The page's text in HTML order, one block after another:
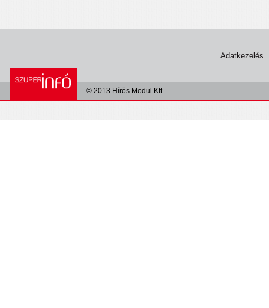
Adatkezelés
© 2013 Hírös Modul Kft.